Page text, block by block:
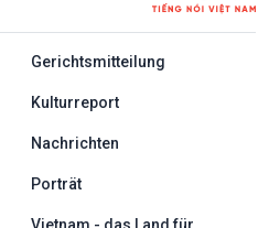
Đức
Gerichtsmitteilung
Kulturreport
Nachrichten
Porträt